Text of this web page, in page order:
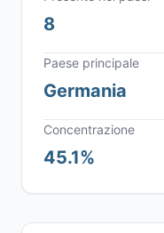
8
Paese principale
Germania
Concentrazione
45.1%